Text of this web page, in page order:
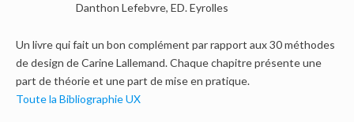
Danthon Lefebvre, ED. Eyrolles
Un livre qui fait un bon complément par rapport aux 30 méthodes
de design de Carine Lallemand. Chaque chapitre présente une
part de théorie et une part de mise en pratique.
Toute la Bibliographie UX